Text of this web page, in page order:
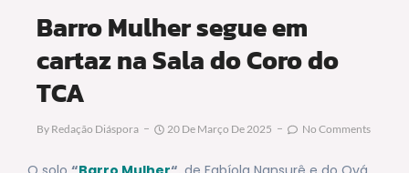
Barro Mulher segue em
cartaz na Sala do Coro do
TCA
By Redação Diáspora 20 De Março De 2025 No Comments